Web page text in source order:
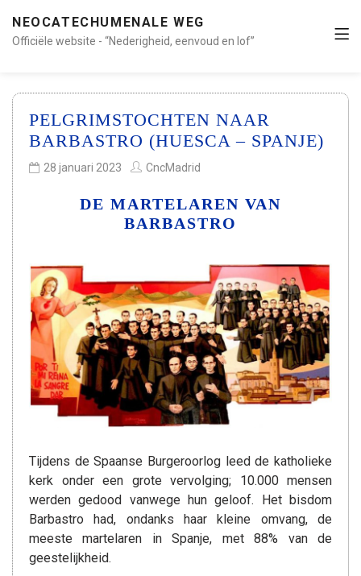
NEOCATECHUMENALE WEG
Officiële website - “Nederigheid, eenvoud en lof”
PELGRIMSTOCHTEN NAAR
BARBASTRO (HUESCA – SPANJE)
28 januari 2023 CncMadrid
DE MARTELAREN VAN
BARBASTRO
Tijdens de Spaanse Burgeroorlog leed de katholieke
kerk onder een grote vervolging; 10.000 mensen
werden gedood vanwege hun geloof. Het bisdom
Barbastro had, ondanks haar kleine omvang, de
meeste martelaren in Spanje, met 88% van de
geestelijkheid.